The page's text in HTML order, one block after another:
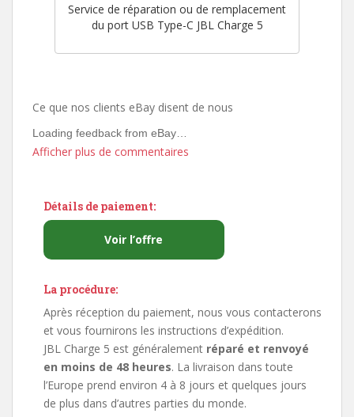
Service de réparation ou de remplacement
du port USB Type-C JBL Charge 5
Ce que nos clients eBay disent de nous
Loading feedback from eBay…
Afficher plus de commentaires
Détails de paiement:
Voir l’offre
La procédure:
Après réception du paiement, nous vous contacterons
et vous fournirons les instructions d’expédition.
JBL Charge 5 est généralement réparé et renvoyé
en moins de 48 heures. La livraison dans toute
l’Europe prend environ 4 à 8 jours et quelques jours
de plus dans d’autres parties du monde.